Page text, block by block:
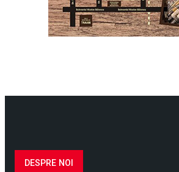
DESPRE NOI